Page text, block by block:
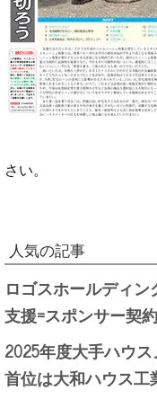
さい。
人気の記事
ロゴスホールディ
支援=スポンサー契
2025年度大手ハウ
首位は大和ハウス